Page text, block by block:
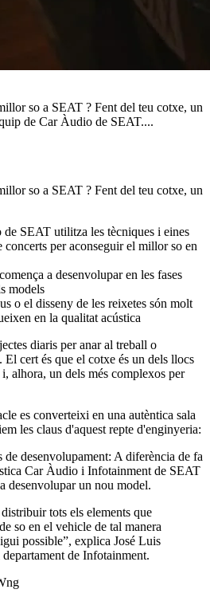
so a SEAT ? Fent del teu cotxe, un
de Car Àudio de SEAT....
so a SEAT ? Fent del teu cotxe, un
SEAT utilitza les tècniques i eines
concerts per aconseguir el millor so en
a desenvolupar en les fases
models
o el disseny de les reixetes són molt
en la qualitat acústica
diaris per anar al treball o
El cert és que el cotxe és un dels llocs
alhora, un dels més complexos per
es converteixi en una autèntica sala
les claus d'aquest repte d'enginyeria:
de desenvolupament: A diferència de fa
Car Àudio i Infotainment de SEAT
desenvolupar un nou model.
tots els elements que
so en el vehicle de tal manera
possible”, explica José Luis
de Infotainment.